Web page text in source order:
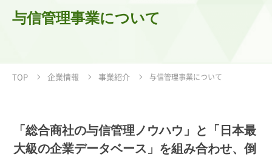
与信管理事業について
TOP 企業情報 事業紹介 与信管理事業について
「総合商社の与信管理ノウハウ」と「日本最
大級の企業データベース」を組み合わせ、倒